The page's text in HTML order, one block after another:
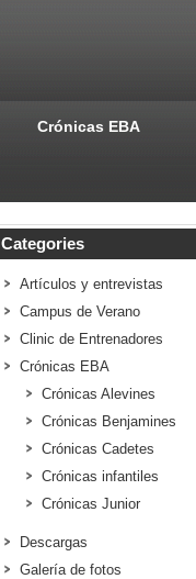
Crónicas EBA
Categories
Artículos y entrevistas
Campus de Verano
Clinic de Entrenadores
Crónicas EBA
Crónicas Alevines
Crónicas Benjamines
Crónicas Cadetes
Crónicas infantiles
Crónicas Junior
Descargas
Galería de fotos